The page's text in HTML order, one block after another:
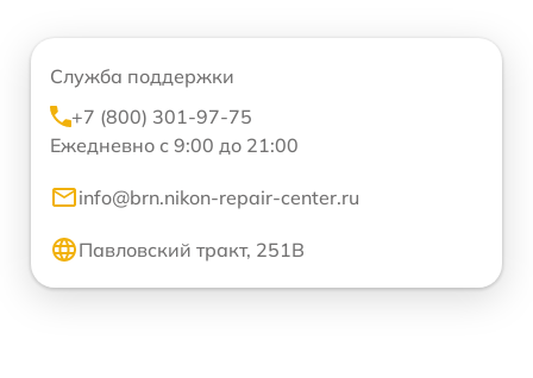
Служба поддержки
+7 (800) 301-97-75
Ежедневно с 9:00 до 21:00
info@brn.nikon-repair-center.ru
Павловский тракт, 251В